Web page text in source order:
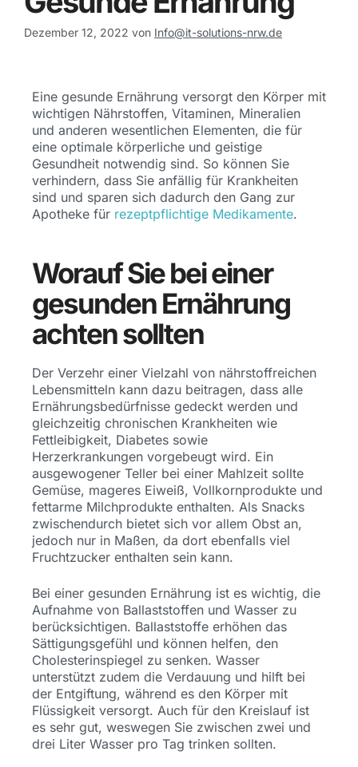
Dezember 12, 2022 von Info@it-solutions-nrw.de
Eine gesunde Ernährung versorgt den Körper mit
wichtigen Nährstoffen, Vitaminen, Mineralien
und anderen wesentlichen Elementen, die für
eine optimale körperliche und geistige
Gesundheit notwendig sind. So können Sie
verhindern, dass Sie anfällig für Krankheiten
sind und sparen sich dadurch den Gang zur
Apotheke für rezeptpflichtige Medikamente.
Worauf Sie bei einer
gesunden Ernährung
achten sollten
Der Verzehr einer Vielzahl von nährstoffreichen
Lebensmitteln kann dazu beitragen, dass alle
Ernährungsbedürfnisse gedeckt werden und
gleichzeitig chronischen Krankheiten wie
Fettleibigkeit, Diabetes sowie
Herzerkrankungen vorgebeugt wird. Ein
ausgewogener Teller bei einer Mahlzeit sollte
Gemüse, mageres Eiweiß, Vollkornprodukte und
fettarme Milchprodukte enthalten. Als Snacks
zwischendurch bietet sich vor allem Obst an,
jedoch nur in Maßen, da dort ebenfalls viel
Fruchtzucker enthalten sein kann.
Bei einer gesunden Ernährung ist es wichtig, die
Aufnahme von Ballaststoffen und Wasser zu
berücksichtigen. Ballaststoffe erhöhen das
Sättigungsgefühl und können helfen, den
Cholesterinspiegel zu senken. Wasser
unterstützt zudem die Verdauung und hilft bei
der Entgiftung, während es den Körper mit
Flüssigkeit versorgt. Auch für den Kreislauf ist
es sehr gut, weswegen Sie zwischen zwei und
drei Liter Wasser pro Tag trinken sollten.